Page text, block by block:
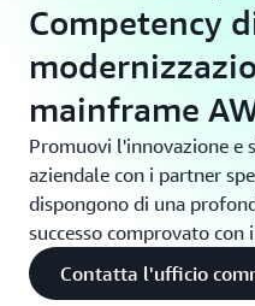
Competency
mainframe
Promuovi l'innovazione e
aziendale con i partner
dispongono di una
successo comprovato con
Contatta l'ufficio